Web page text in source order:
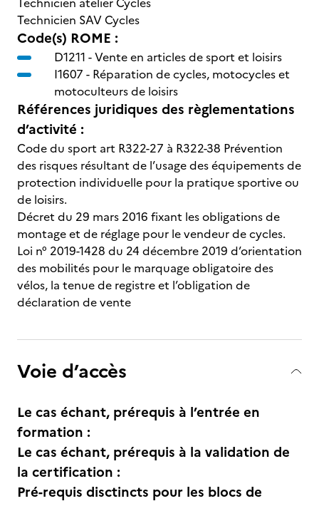
Technicien SAV Cycles
Code(s) ROME :
D1211 -Vente en articles de sport et loisirs
I1607 - Réparation de cycles, motocycles et
motoculteurs de loisirs
Références juridiques des règlementations
d’activité :
Code du sport art R322-27 à R322-38 Prévention
des risques résultant de l’usage des équipements de
protection individuelle pour la pratique sportive ou
de loisirs.
Décret du 29 mars 2016 fixant les obligations de
montage et de réglage pour le vendeur de cycles.
Loi n° 2019-1428 du 24 décembre 2019 d’orientation
des mobilités pour le marquage obligatoire des
vélos, la tenue de registre et l’obligation de
déclaration de vente
Voie d’accès
Le cas échant, prérequis à l’entrée en
formation :
Le cas échant, prérequis à la validation de
la certification :
Pré-requis disctincts pour les blocs de